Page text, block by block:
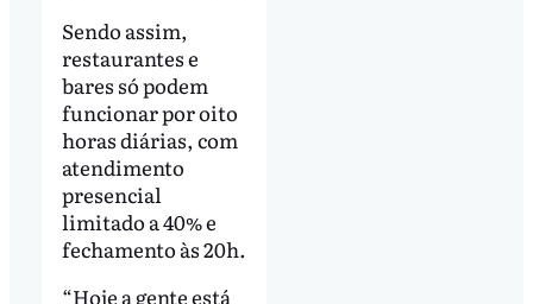
Sendo assim,
restaurantes e
bares só podem
funcionar por oito
horas diárias, com
atendimento
presencial
limitado a 40% e
fechamento às 20h.
“Hoje a gente está